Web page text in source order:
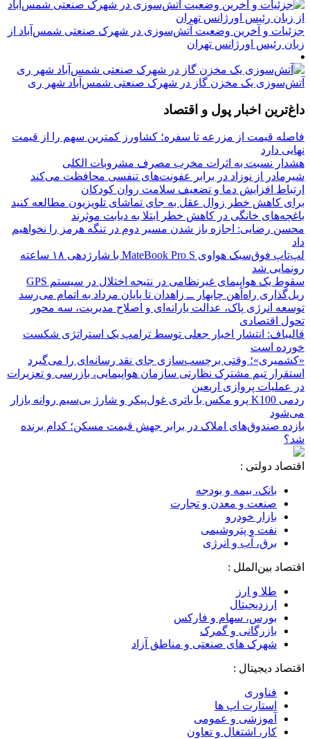
جزئیات و آخرین وضعیت آتش‌سوزی در شهرک صنعتی شمس‌آباد از
زبان رئیس اورژانس تهران
آتش‌سوزی یک مخزن گاز در شهرک صنعتی شمس‌آباد شهر ری
داغ‌ترین اخبار پول و اقتصاد
فاصله قیمت از مزرعه تا سفره؛ کشاورز کمترین سهم را از قیمت
نهایی دارد
هشدار نسبت به اثرات مخرب مصرف مشروبات الکلی
شیرمادر از نوزاد در برابر عفونت‌های تنفسی محافظت می‌کند
ارتباط افزایش دما و تضعیف سلامت روان کودکان
برای کاهش خطر زوال عقل به جای تماشای تلویزیون مطالعه کنید
باغچه‌های خانگی در کاهش خطر ابتلا به دیابت موثرند
محسن رضایی: اجازه باز شدن مسیر دوم در تنگه هرمز را نخواهیم
داد
لپ‌تاپ فوق‌سبک هواوی MateBook Pro S با شارژدهی ۱۸ ساعته
رونمایی شد
سقوط یک هواپیمای غیرنظامی در نتیجه اختلال در سیستم‌ GPS
ریل‌گذاری راه‌آهن چابهار ــ زاهدان تا پایان مرداد به اتمام می‌رسد
توسعه انرژی پاک، عدالت یارانه‌ای و اصلاح مدیریت، سه محور
تحول اقتصادی
قالیباف: انتشار اخبار جعلی توسط ترامپ یک استراتژی شکست
خورده است
«کشمیری»؛ وقتی برچسب‌سازی جای نقد رسانه‌ای را می‌گیرد
استقرار تیم مشترک نظارتی سازمان هواپیمایی، بازرسی و تعزیرات
در عملیات پروازی اربعین
ردمی K100 پرو مکس با باتری غول‌پیکر و شارژ بی‌سیم روانه بازار
می‌شود
بازده صندوق‌های املاک در برابر جهش قیمت مسکن؛ کدام برنده
شد؟
اقتصاد دولتی :
بانک، بیمه و بودجه
صنعت و معدن و تجارت
بازار خودرو
نفت و پتروشیمی
برق، آب و انرژی
اقتصاد بین‌الملل :
طلا و ارز
ارزدیجیتال
بورس، سهام و فارکس
بازرگانی و گمرک
شهرک های صنعتی و مناطق آزاد
اقتصاد دیجیتال :
فناوری
استارت اپ ها
آموزشی و عمومی
کار، اشتغال و تعاون